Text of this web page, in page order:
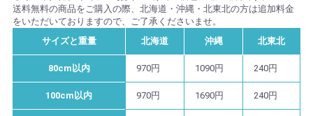
送料無料の商品をご購入の際、北海道・沖縄・北東北の方は追加料金
をいただいておりますので、ご了承くださいませ。
サイズと重量
北海道 沖縄 北東北
80cm以内 970円 1090円 240円
100cm以内 970円 1690円 240円